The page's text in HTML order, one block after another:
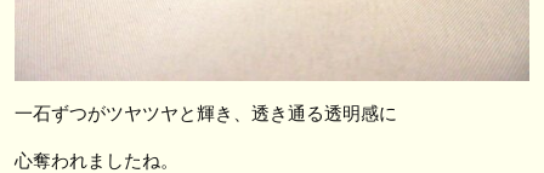
一石ずつがツヤツヤと輝き、透き通る透明感に
心奪われましたね。